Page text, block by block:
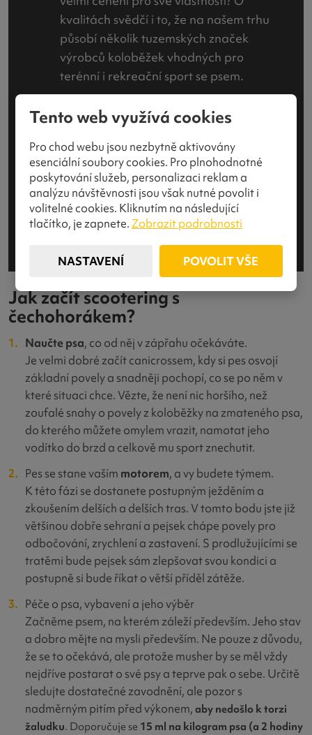
kvalitách svědčí i to, že na našem trhu
působí několik tuzemských značek
výrobců koloběžek vhodných pro
terénní i rekreační sport se psem.
A co sportovnívýkony?
S postupným rozvojem tohoto sportu se
celkově zrychlují dojezdové časy a
nejlepší závodníci s jedním psem se
často pohybují v rychlostech přes 30
km/h a v kategorii se dvěma psy pak
Jak začít scootering s
čechohorákem?
Naučte psa, co od něj v zápřahu očekáváte.
Je velmi dobré začít canicrossem, kdy si pes osvojí
základní povely a snadněji pochopí, co se po něm v
které situaci chce. Vězte, že není nic horšího, než
zoufalé snahy o povely z koloběžky na zmateného psa,
do kterého můžete omylem vrazit, namotat jeho
vodítko do brzd a celkově mu sport znechutit.
Pes se stane vaším motorem, a vy budete týmem.
K této fázi se dostanete postupným ježděním a
zkoušením delších a delších tras. V tomto bodu jste již
většinou dobře sehraní a pejsek chápe povely pro
odbočování, zrychlení a zastavení. S prodlužujícími se
tratěmi bude pejsek sám zlepšovat svou kondici a
postupně si bude říkat o větší příděl zátěže.
Péče o psa, vybavení a jeho výběr
Začněme psem, na kterém záleží především. Jeho stav
a dobro mějte na mysli především. Ne pouze z důvodu,
že se to očekává, ale protože musher by se měl vždy
nejdříve postarat o své psy a teprve pak o sebe. Určitě
sledujte dostatečné zavodnění, ale pozor s
nadměrným pitím před výkonem, aby nedošlo k torzi
žaludku. Doporučuje se 15 ml na kilogram psa (a 2 hodiny
Tento web využívá cookies
Pro chod webu jsou nezbytně aktivovány
esenciální soubory cookies. Pro plnohodnotné
poskytování služeb, personalizaci reklam a
analýzu návštěvnosti jsou však nutné povolit i
volitelné cookies. Kliknutím na následující
tlačítko, je zapnete.Zobrazit podrobnosti
NASTAVENÍ POVOLIT VŠE